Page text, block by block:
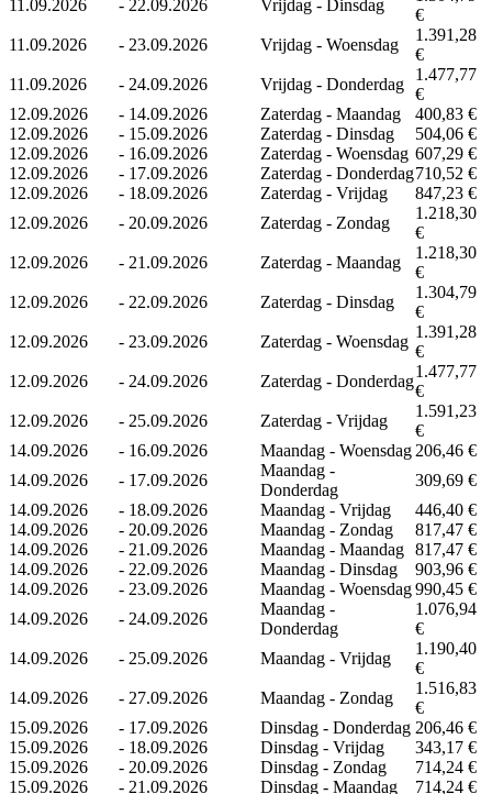
11.09.2026
- 22.09.2026 Vrijdag - Dinsdag
€
11.09.2026
- 23.09.2026 Vrijdag - Woensdag
1.391,28
€
11.09.2026
- 24.09.2026 Vrijdag - Donderdag
1.477,77
€
12.09.2026
- 14.09.2026 Zaterdag - Maandag
400,83 €
12.09.2026
- 15.09.2026 Zaterdag - Dinsdag
504,06 €
12.09.2026
- 16.09.2026 Zaterdag - Woensdag 607,29 €
12.09.2026
- 17.09.2026 Zaterdag - Donderdag710,52 €
12.09.2026
- 18.09.2026 Zaterdag - Vrijdag
847,23 €
12.09.2026
- 20.09.2026 Zaterdag - Zondag
1.218,30
€
12.09.2026
- 21.09.2026 Zaterdag - Maandag
1.218,30
€
12.09.2026
- 22.09.2026 Zaterdag - Dinsdag
1.304,79
€
12.09.2026
- 23.09.2026 Zaterdag - Woensdag
1.391,28
€
12.09.2026
- 24.09.2026 Zaterdag - Donderdag
1.477,77
€
12.09.2026
- 25.09.2026 Zaterdag - Vrijdag
1.591,23
€
14.09.2026
- 16.09.2026 Maandag - Woensdag 206,46 €
14.09.2026
- 17.09.2026
Maandag -
Donderdag
309,69 €
14.09.2026
- 18.09.2026 Maandag - Vrijdag
446,40 €
14.09.2026
- 20.09.2026 Maandag - Zondag
817,47 €
14.09.2026
- 21.09.2026 Maandag - Maandag 817,47 €
14.09.2026
- 22.09.2026 Maandag - Dinsdag
903,96 €
14.09.2026
- 23.09.2026 Maandag - Woensdag990,45 €
14.09.2026
- 24.09.2026
Maandag -
Donderdag
1.076,94
€
14.09.2026
- 25.09.2026 Maandag - Vrijdag
1.190,40
€
14.09.2026
- 27.09.2026 Maandag - Zondag
1.516,83
€
15.09.2026
- 17.09.2026 Dinsdag - Donderdag 206,46 €
15.09.2026
- 18.09.2026 Dinsdag - Vrijdag
343,17 €
15.09.2026
- 20.09.2026 Dinsdag - Zondag
714,24 €
15.09.2026
- 21.09.2026 Dinsdag - Maandag
714,24 €